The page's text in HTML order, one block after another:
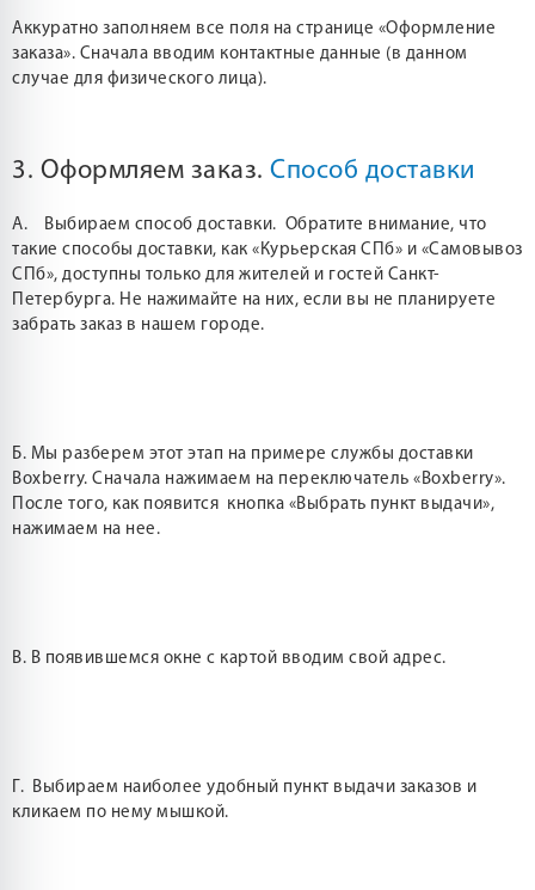
Аккуратно заполняем все поля на странице «Оформление
заказа». Сначала вводим контактные данные (в данном
случае для физического лица).
3. Оформляем заказ. Способ доставки
А. Выбираем способ доставки. Обратите внимание, что
такие способы доставки, как «Курьерская СПб» и «Самовывоз
СПб», доступны только для жителей и гостей Санкт-
Петербурга. Не нажимайте на них, если вы не планируете
забрать заказ в нашем городе.
Б. Мы разберем этот этап на примере службы доставки
Boxberry. Сначала нажимаем на переключатель «Boxberry».
После того, как появится кнопка «Выбрать пункт выдачи»,
нажимаем на нее.
В. В появившемся окне с картой вводим свой адрес.
Г. Выбираем наиболее удобный пункт выдачи заказов и
кликаем по нему мышкой.